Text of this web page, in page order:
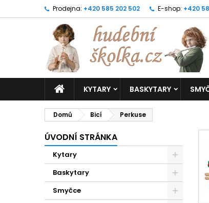
Prodejna: +420 585 202 502 E-shop: +420
KYTARY BASKYTARY
Domů Bicí Perkuse
ÚVODNÍ STRÁNKA
Kytary
Baskytary
Smyčce